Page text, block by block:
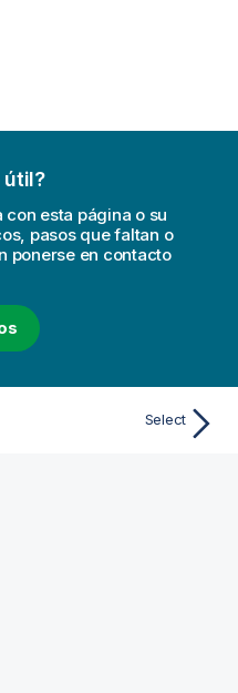
útil?
esta página o su
pasos que faltan o
ponerse en contacto
Select